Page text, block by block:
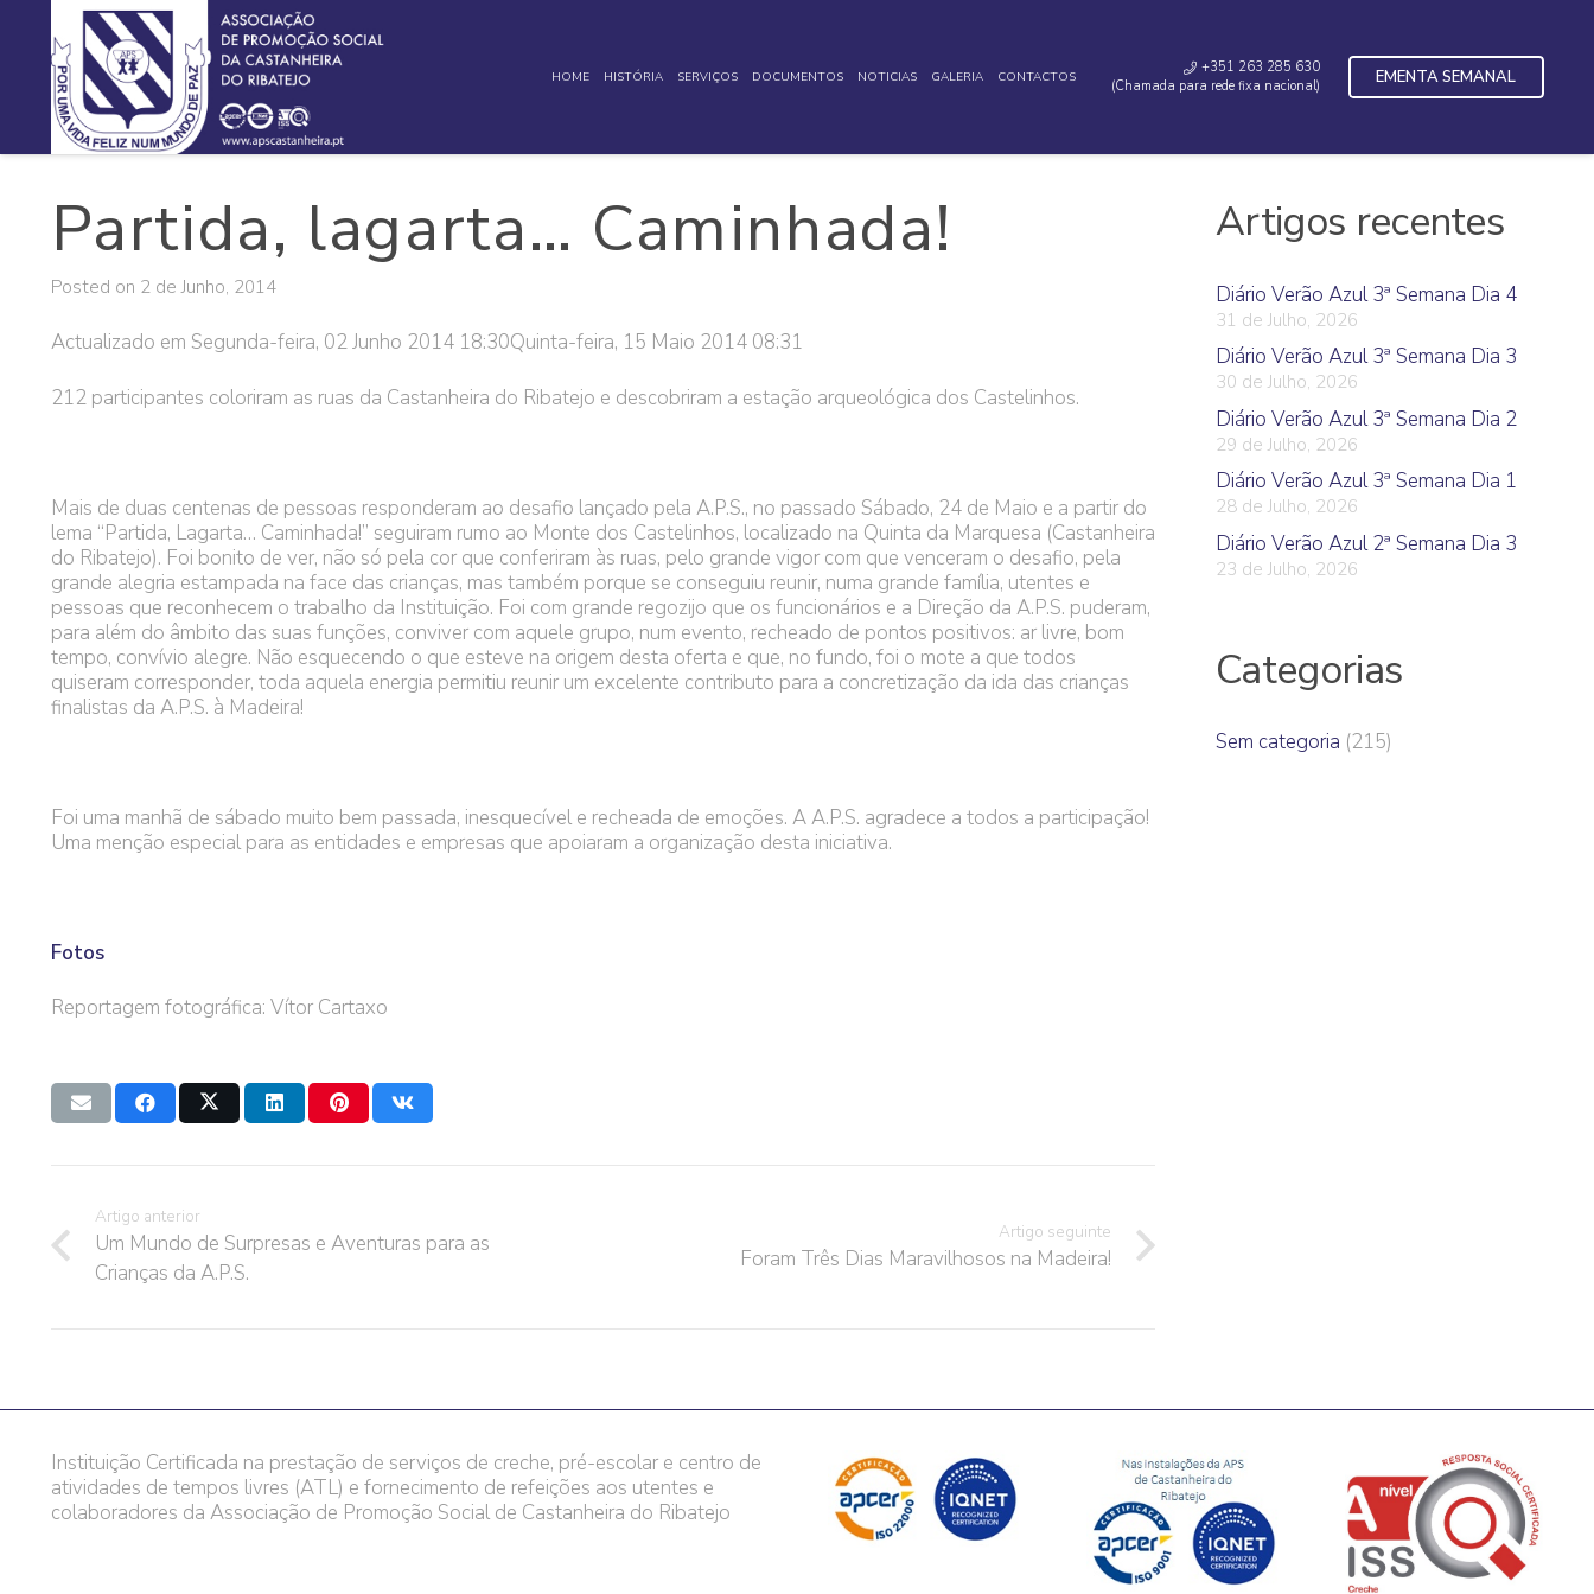
HOME HISTÓRIA SERVIÇOS DOCUMENTOS NOTICIAS GALERIA CONTACTOS
+351 263 285 630
(Chamada para rede fixa nacional)
EMENTA SEMANAL
Partida, lagarta… Caminhada!
Posted on 2 de Junho, 2014
Actualizado em Segunda-feira, 02 Junho 2014 18:30Quinta-feira, 15 Maio 2014 08:31
212 participantes coloriram as ruas da Castanheira do Ribatejo e descobriram a estação arqueológica dos Castelinhos.
Mais de duas centenas de pessoas responderam ao desafio lançado pela A.P.S., no passado Sábado, 24 de Maio e a partir do
lema “Partida, Lagarta… Caminhada!” seguiram rumo ao Monte dos Castelinhos, localizado na Quinta da Marquesa (Castanheira
do Ribatejo). Foi bonito de ver, não só pela cor que conferiram às ruas, pelo grande vigor com que venceram o desafio, pela
grande alegria estampada na face das crianças, mas também porque se conseguiu reunir, numa grande família, utentes e
pessoas que reconhecem o trabalho da Instituição. Foi com grande regozijo que os funcionários e a Direção da A.P.S. puderam,
para além do âmbito das suas funções, conviver com aquele grupo, num evento, recheado de pontos positivos: ar livre, bom
tempo, convívio alegre. Não esquecendo o que esteve na origem desta oferta e que, no fundo, foi o mote a que todos
quiseram corresponder, toda aquela energia permitiu reunir um excelente contributo para a concretização da ida das crianças
finalistas da A.P.S. à Madeira!
Foi uma manhã de sábado muito bem passada, inesquecível e recheada de emoções. A A.P.S. agradece a todos a participação!
Uma menção especial para as entidades e empresas que apoiaram a organização desta iniciativa.
Fotos
Reportagem fotográfica: Vítor Cartaxo
Artigo anterior
Um Mundo de Surpresas e Aventuras para as
Crianças da A.P.S.
Artigo seguinte
Foram Três Dias Maravilhosos na Madeira!
Artigos recentes
Diário Verão Azul 3ª Semana Dia 4
31 de Julho, 2026
Diário Verão Azul 3ª Semana Dia 3
30 de Julho, 2026
Diário Verão Azul 3ª Semana Dia 2
29 de Julho, 2026
Diário Verão Azul 3ª Semana Dia 1
28 de Julho, 2026
Diário Verão Azul 2ª Semana Dia 3
23 de Julho, 2026
Categorias
Sem categoria (215)
Instituição Certificada na prestação de serviços de creche, pré-escolar e centro de
atividades de tempos livres (ATL) e fornecimento de refeições aos utentes e
colaboradores da Associação de Promoção Social de Castanheira do Ribatejo